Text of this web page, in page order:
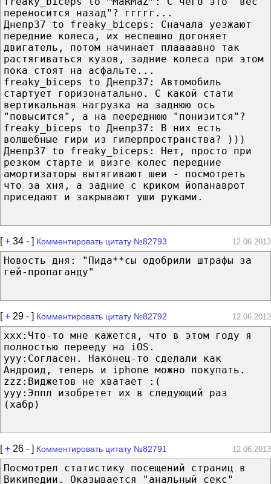
переносится назад"? ггггг...
Днeпp37 to freaky_biceps: Cначала уезжают
передние колеса, их неспешно догоняет
двигатель, потом начинает плаааавно так
растягиваться кузов, задние колеса при этом
пока стоят на асфальте...
freaky_biceps to Днeпp37: Автомобиль
стартует горизонатально. С какой стати
вертикальная нагрузка на заднюю ось
"повысится", а на пеереднюю "понизится"?
freaky_biceps to Днeпp37: В них есть
волшебные гири из гиперпространства? )))
Днeпp37 to freaky_biceps: Нет, просто при
резком старте и визге колес передние
амортизаторы вытягивают шеи - посмотреть
что за хня, а задние с криком йопанаврот
приседают и закрывают уши руками.
[+ 34 - ] Комментировать цитату №82793 12.06.2013
Новость дня: "Пида**сы одобрили штрафы за
гей-пропаганду"
[+ 29 - ] Комментировать цитату №82792 12.06.2013
xxx:Что-то мне кажется, что в этом году я
полностью перееду на iOS.
yyy:Согласен. Наконец-то сделали как
Андроид, теперь и iphone можно покупать.
zzz:Виджетов не хватает :(
yyy:Эппл изобретет их в следующий раз
(хабр)
[+ 26 - ] Комментировать цитату №82791 12.06.2013
Посмотрел статистику посещений страниц в
Википедии. Оказывается "анальный секс"